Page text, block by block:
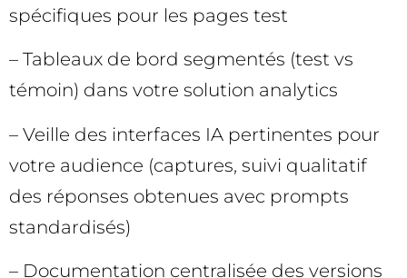
spécifiques pour les pages test
– Tableaux de bord segmentés (test vs
témoin) dans votre solution analytics
– Veille des interfaces IA pertinentes pour
votre audience (captures, suivi qualitatif
des réponses obtenues avec prompts
standardisés)
– Documentation centralisée des versions